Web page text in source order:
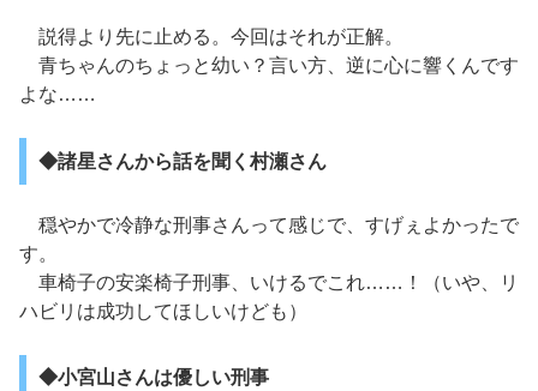
説得より先に止める。今回はそれが正解。
青ちゃんのちょっと幼い？言い方、逆に心に響くんです
よな……
◆諸星さんから話を聞く村瀬さん
穏やかで冷静な刑事さんって感じで、すげぇよかったで
す。
車椅子の安楽椅子刑事、いけるでこれ……！（いや、リ
ハビリは成功してほしいけども）
◆小宮山さんは優しい刑事